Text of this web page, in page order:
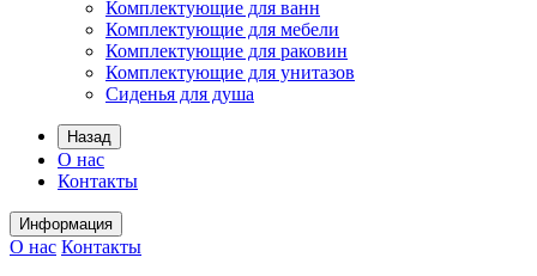
Комплектующие для ванн
Комплектующие для мебели
Комплектующие для раковин
Комплектующие для унитазов
Сиденья для душа
Назад
О нас
Контакты
Информация
О нас Контакты